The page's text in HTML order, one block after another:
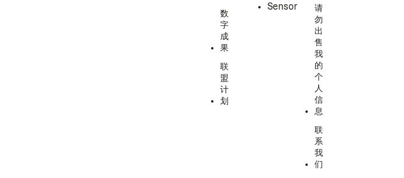
数
字
成
果
联
盟
计
划
Sensor
请
勿
出
售
我
的
个
人
信
息
联
系
我
们